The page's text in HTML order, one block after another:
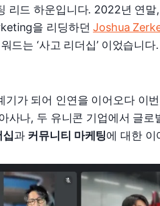
리드 하운입니다. 2022년 연
을 리딩하던Joshua
드는 ‘사고 리더십’ 이었습니
가 되어 인연을 이어오다 이번
사나, 두 유니콘 기업에서 글
과 커뮤니티 마케팅에 대한 이